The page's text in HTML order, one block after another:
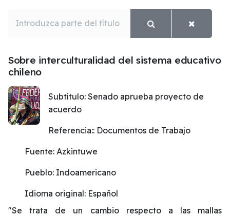
Sobre interculturalidad del sistema educativo
chileno
Subtítulo:Senado aprueba proyecto de
acuerdo
Referencia:: Documentos de Trabajo
Fuente: Azkintuwe
Pueblo: Indoamericano
Idioma original: Español
"Se trata de un cambio respecto a las mallas